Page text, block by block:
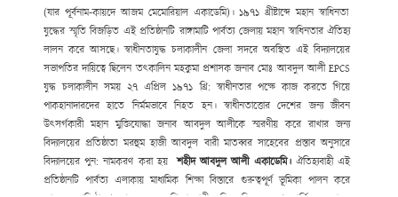
(যার পূর্বনাম-কায়দে আজম মেমোরিয়াল একাডেমি)। ১৯৭১ খ্রীষ্টাব্দে মহান স্বাধিনতা
যুদ্ধের স্মৃতি বিজড়িত এই প্রতিষ্ঠানটি রাঙ্গামাটি পার্বত্য জেলায় মহান স্বাধিনতার ঐতিহ্য
লালন করে আসছে। স্বাধীনতাযুদ্ধ চলাকালীন জেলা সদরে অবস্থিত এই বিদ্যালয়ের
সভাপতির দায়িত্বে ছিলেন তৎকালিন মহকুমা প্রশাসক জনাব মোঃ আবদুল আলীEPCS
যুদ্ধ চলাকালীন সময় ২৭ এপ্রিল ১৯৭১ খ্রি: স্বাধীনতার পক্ষে কাজ করতে গিয়ে
পাকহানাদারদের হাতে নির্মমভাবে নিহত হন। স্বাধীনতাত্তোর দেশের জন্য জীবন
উৎসর্গকারী মহান মুক্তিযোদ্ধা জনাব আবদুল আলীকে স্মরণীয় করে রাখার জন্য
বিদ্যালয়ের প্রতিষ্ঠাতা মরহুম হাজী আবদুল বারী মাতব্বর সাহেবের প্রস্তাব অনুসারে
বিদ্যালয়ের পুন: নামকরণ করা হয়
শহীদ আবদুল আলী একাডেমি। ঐতিহ্যবাহী এই
প্রতিষ্ঠানটি পার্বত্য এলাকায় মাধ্যমিক শিক্ষা বিস্তারে গুরুত্বপূর্ণ ভূমিকা পালন করে